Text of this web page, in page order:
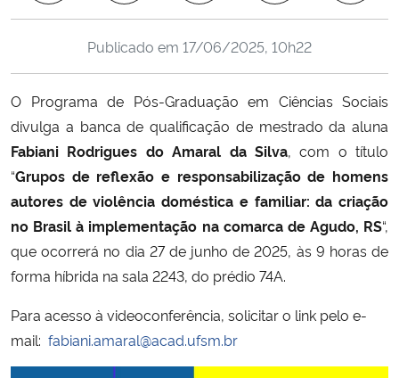
Ministério de Minas e Energia
Ministério da Ciência, Tecnologia, Inovações e Comunicações
Ministério do Meio Ambiente
Ministério do Turismo
Controladoria-Geral da União
Publicado em 17/06/2025, 10h22
O Programa de Pós-Graduação em Ciências Sociais
divulga a banca de qualificação de mestrado da aluna
Fabiani Rodrigues do Amaral da Silva, com o título
“Grupos de reflexão e responsabilização de homens
autores de violência doméstica e familiar: da criação
no Brasil à implementação na comarca de Agudo, RS“,
que ocorrerá no dia 27 de junho de 2025, às 9 horas de
forma híbrida na sala 2243, do prédio 74A.
Para acesso à videoconferência, solicitar o link pelo e-
mail: fabiani.amaral@acad.ufsm.br